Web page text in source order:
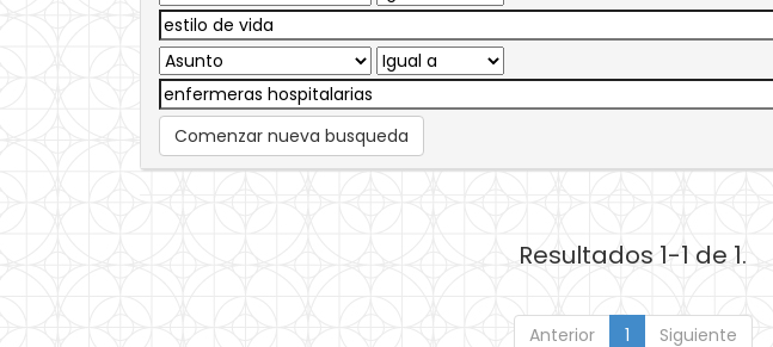
Comenzar nueva busqueda
Resultados 1-1 de 1.
Anterior 1 Siguiente